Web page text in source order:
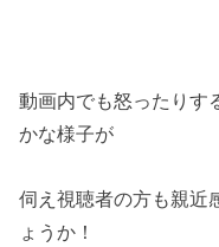
動画内でも怒ったりす
かな様子が
伺え視聴者の方も親近
ょうか！